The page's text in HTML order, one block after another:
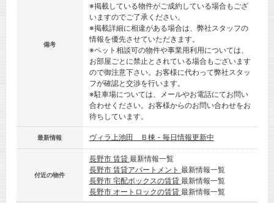
備考
※掲載している物件がご成約している場合もござ
いますのでご了承ください。
※掲載詳細に相違がある場合は、弊社スタッフの
情報を優先させていただきます。
※ペット相談可の物件や事業用利用については、
お部屋ごとに禁止とされている場合もございます
ので御注意下さい。お客様に代わって弊社スタッ
フが確認と交渉を行います。
※駐車場については、メールやお電話にてお問い
合わせください。お客様からのお問い合わせをお
待ちしています。
最新情報 ヴィラ上池田 Ｂ棟 - 毎日情報更新中
付近の物件
長野市 賃貸 最新情報一覧
長野市 賃貸アパートメント 最新情報一覧
長野市 宅配ボックスの賃貸 最新情報一覧
長野市 オートロックの賃貸 最新情報一覧